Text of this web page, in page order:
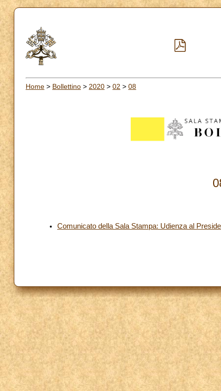
Home > Bollettino > 2020 > 02 > 08
Comunicato della Sala Stampa: Udienza al